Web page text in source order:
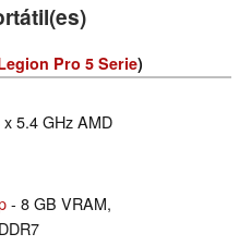
Pro 5 Serie)
5.4 GHz AMD
- 8 GB VRAM,